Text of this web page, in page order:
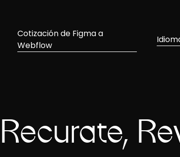
Cotización de Figma a
Webflow
Recurate,